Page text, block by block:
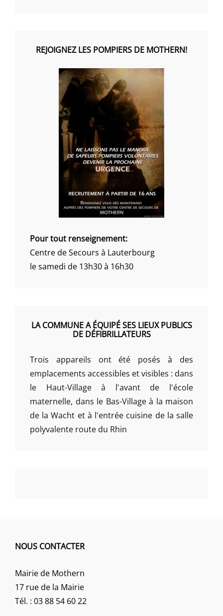
REJOIGNEZ LES POMPIERS DE MOTHERN!
Pour tout renseignement:
Centre de Secours à Lauterbourg
le samedi de 13h30 à 16h30
LA COMMUNE A ÉQUIPÉ SES LIEUX PUBLICS
DE DÉFIBRILLATEURS
Trois appareils ont été posés à des
emplacements accessibles et visibles : dans
le Haut-Village à l'avant de l'école
maternelle, dans le Bas-Village à la maison
de la Wacht et à l'entrée cuisine de la salle
polyvalente route du Rhin
NOUS CONTACTER
Mairie de Mothern
17 rue de la Mairie
Tél. : 03 88 54 60 22